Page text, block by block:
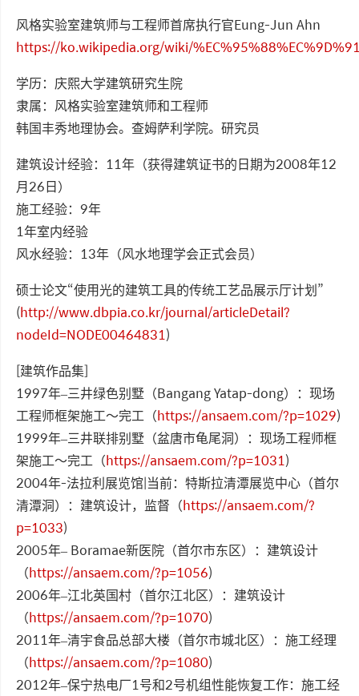
风格实验室建筑师与工程师首席执行官Eung-Jun Ahn
https://ko.wikipedia.org/wiki/
学历：庆熙大学建筑研究生院
隶属：风格实验室建筑师和工程师
韩国丰秀地理协会。查姆萨利学院。研究员
建筑设计经验：11年（获得建筑证书的日期为2008年12
月26日）
施工经验：9年
1年室内经验
风水经验：13年（风水地理学会正式会员）
硕士论文“使用光的建筑工具的传统工艺品展示厅计划”
(http://www.dbpia.co.kr/journal/articleDetail?
nodeId=NODE00464831)
[建筑作品集]
1997年–三井绿色别墅（Bangang Yatap-dong）：现场
工程师框架施工〜完工（https://ansaem.com/?p=1029)
1999年–三井联排别墅（盆唐市龟尾洞）：现场工程师框
架施工〜完工（https://ansaem.com/?p=1031)
2004年-法拉利展览馆|当前：特斯拉清潭展览中心（首尔
清潭洞）：建筑设计，监督（https://ansaem.com/?
p=1033)
2005年– Boramae新医院（首尔市东区）：建筑设计
（https://ansaem.com/?p=1056)
2006年–江北英国村（首尔江北区）：建筑设计
（https://ansaem.com/?p=1070)
2011年–清宇食品总部大楼（首尔市城北区）：施工经理
（https://ansaem.com/?p=1080)
2012年–保宁热电厂1号和2号机组性能恢复工作：施工经